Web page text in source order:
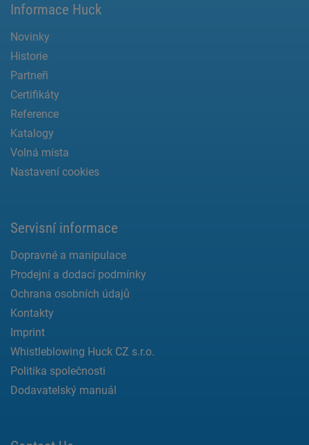
Informace Huck
Novinky
Historie
Partneři
Certifikáty
Reference
Katalogy
Volná místa
Nastavení cookies
Servisní informace
Dopravné a manipulace
Prodejní a dodací podmínky
Ochrana osobních údajů
Kontakty
Imprint
Whistleblowing Huck CZ s.r.o.
Politika společnosti
Dodavatelský manuál